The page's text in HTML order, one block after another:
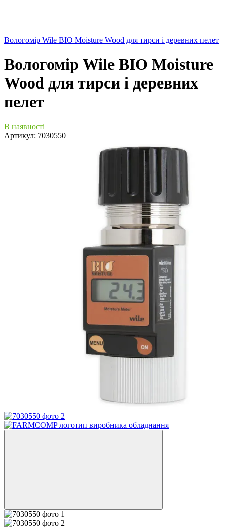
Вологомір Wile BIO Moisture Wood для тирси і деревних пелет
Вологомір Wile BIO Moisture
Wood для тирси і деревних
пелет
В наявності
Артикул: 7030550